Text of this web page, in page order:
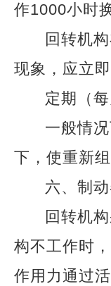
作1000小时
回转机
现象，应立
定期（
一般情
下，使重新
六、制
回转机
构不工作时
作用力通过